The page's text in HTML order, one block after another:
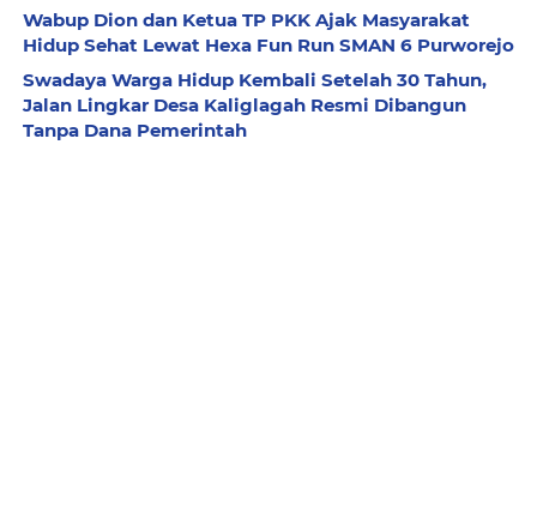
Wabup Dion dan Ketua TP PKK Ajak Masyarakat
Hidup Sehat Lewat Hexa Fun Run SMAN 6 Purworejo
Swadaya Warga Hidup Kembali Setelah 30 Tahun,
Jalan Lingkar Desa Kaliglagah Resmi Dibangun
Tanpa Dana Pemerintah